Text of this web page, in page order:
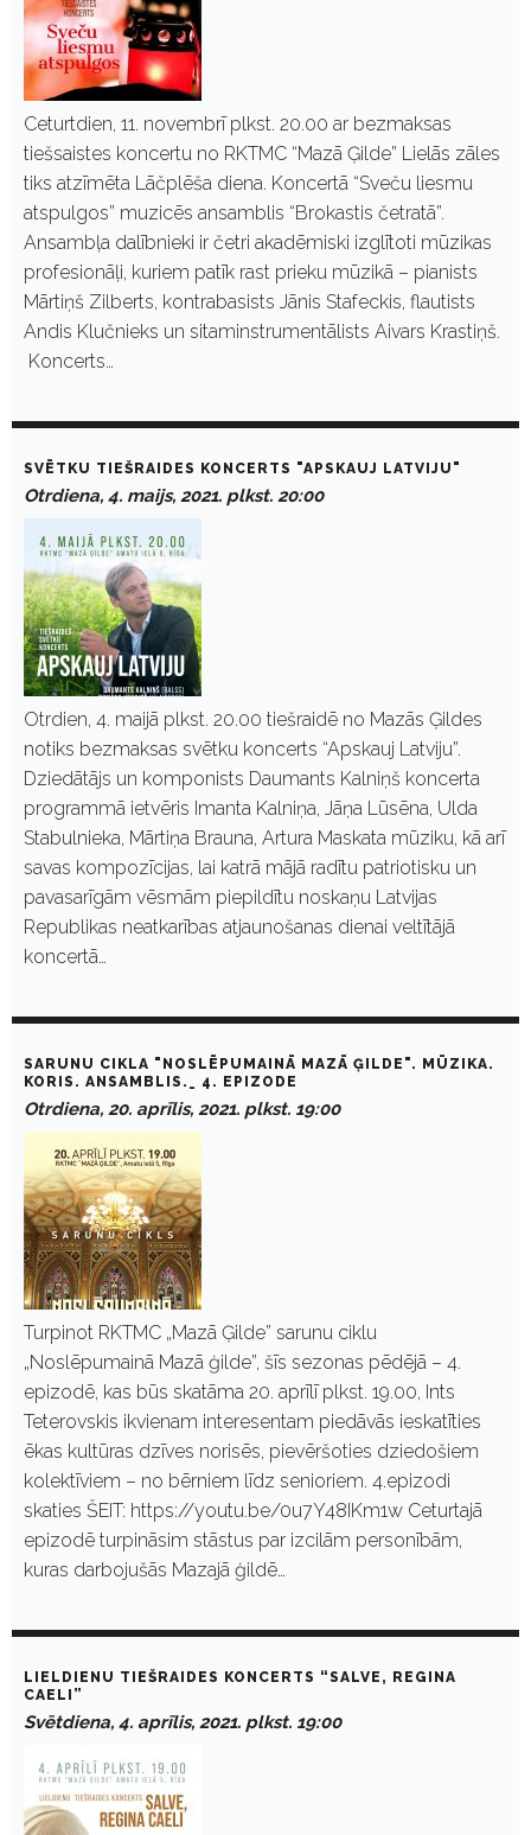
Ceturtdien, 11. novembrī plkst. 20.00 ar bezmaksas
tiešsaistes koncertu no RKTMC “Mazā Ģilde” Lielās zāles
tiks atzīmēta Lāčplēša diena. Koncertā “Sveču liesmu
atspulgos” muzicēs ansamblis “Brokastis četratā”.
Ansambļa dalībnieki ir četri akadēmiski izglītoti mūzikas
profesionāļi, kuriem patīk rast prieku mūzikā – pianists
Mārtiņš Zilberts, kontrabasists Jānis Stafeckis, flautists
Andis Klučnieks un sitaminstrumentālists Aivars Krastiņš.
Koncerts…
SVĒTKU TIEŠRAIDES KONCERTS "APSKAUJ LATVIJU"
Otrdiena, 4. maijs, 2021. plkst. 20:00
Otrdien, 4. maijā plkst. 20.00 tiešraidē no Mazās Ģildes
notiks bezmaksas svētku koncerts “Apskauj Latviju”.
Dziedātājs un komponists Daumants Kalniņš koncerta
programmā ietvēris Imanta Kalniņa, Jāņa Lūsēna, Ulda
Stabulnieka, Mārtiņa Brauna, Artura Maskata mūziku, kā arī
savas kompozīcijas, lai katrā mājā radītu patriotisku un
pavasarīgām vēsmām piepildītu noskaņu Latvijas
Republikas neatkarības atjaunošanas dienai veltītājā
koncertā…
SARUNU CIKLA "NOSLĒPUMAINĀ MAZĀ ĢILDE". MŪZIKA.
KORIS. ANSAMBLIS._ 4. EPIZODE
Otrdiena, 20. aprīlis, 2021. plkst. 19:00
Turpinot RKTMC „Mazā Ģilde” sarunu ciklu
„Noslēpumainā Mazā ģilde”, šīs sezonas pēdējā – 4.
epizodē, kas būs skatāma 20. aprīlī plkst. 19.00, Ints
Teterovskis ikvienam interesentam piedāvās ieskatīties
ēkas kultūras dzīves norisēs, pievēršoties dziedošiem
kolektīviem – no bērniem līdz senioriem. 4.epizodi
skaties ŠEIT: https://youtu.be/0u7Y48IKm1w Ceturtajā
epizodē turpināsim stāstus par izcilām personībām,
kuras darbojušās Mazajā ģildē…
LIELDIENU TIEŠRAIDES KONCERTS “SALVE, REGINA
CAELI”
Svētdiena, 4. aprīlis, 2021. plkst. 19:00